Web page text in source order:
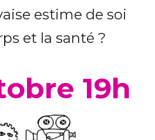
estime de soi
et la santé ?
19h